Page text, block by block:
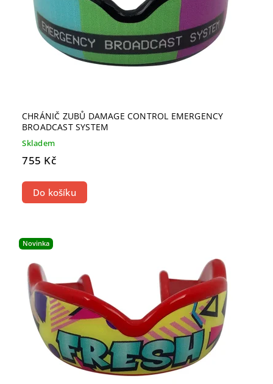
CHRÁNIČ ZUBŮ DAMAGE CONTROL EMERGENCY
BROADCAST SYSTEM
Skladem
755 Kč
Do košíku
Novinka